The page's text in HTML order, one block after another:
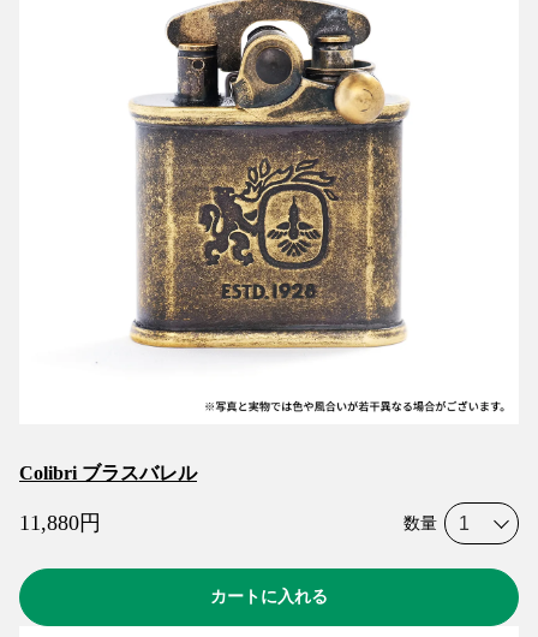
Colibri ブラスバレル
11,880円 数量
カートに入れる